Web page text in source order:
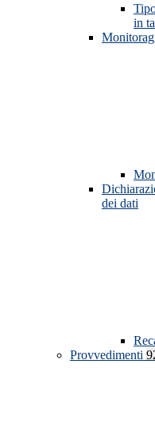
in
dei dati
Provvedimenti